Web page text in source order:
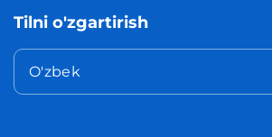
Tilni o'zgartirish
O'zbek